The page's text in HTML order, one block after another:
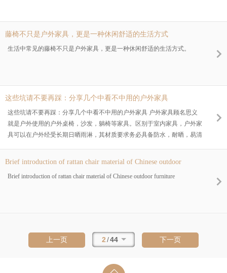
藤椅不只是户外家具，更是一种休闲舒适的生活方式
生活中常见的藤椅不只是户外家具，更是一种休闲舒适的生活方式。
这些坑请不要再踩：分享几个中看不中用的户外家具
这些坑请不要再踩：分享几个中看不中用的户外家具 户外家具顾名思义
就是户外使用的户外桌椅，沙发，躺椅等家具。区别于室内家具，户外家
具可以在户外经受长期日晒雨淋，其材质要求务必具备防水，耐晒，易清
用了室内家具的设计元素，在外形，功能，舒适度等多方面与室内家具相
Brief introduction of rattan chair material of Chinese outdoor
furniture
Brief introduction of rattan chair material of Chinese outdoor furniture
上一页 2/44 下一页